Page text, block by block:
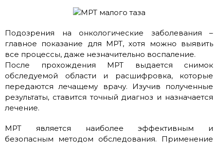
Подозрения на онкологические заболевания –
главное показание для МРТ, хотя можно выявить
все процессы, даже незначительно воспаление.
После прохождения МРТ выдается снимок
обследуемой области и расшифровка, которые
передаются лечащему врачу. Изучив полученные
результаты, ставится точный диагноз и назначается
лечение.
МРТ является наиболее эффективным и
безопасным методом обследования. Применение